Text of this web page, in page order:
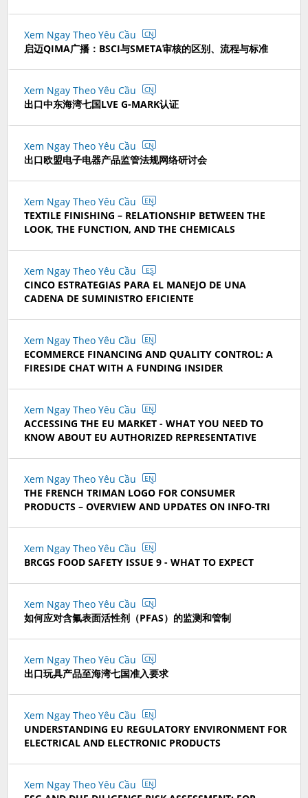
Xem Ngay Theo Yêu Cầu CN
启迈QIMA广播：BSCI与SMETA审核的区别、流程与标准
Xem Ngay Theo Yêu Cầu CN
出口中东海湾七国LVE G-MARK认证
Xem Ngay Theo Yêu Cầu CN
出口欧盟电子电器产品监管法规网络研讨会
Xem Ngay Theo Yêu Cầu EN
TEXTILE FINISHING – RELATIONSHIP BETWEEN THE
LOOK, THE FUNCTION, AND THE CHEMICALS
Xem Ngay Theo Yêu Cầu ES
CINCO ESTRATEGIAS PARA EL MANEJO DE UNA
CADENA DE SUMINISTRO EFICIENTE
Xem Ngay Theo Yêu Cầu EN
ECOMMERCE FINANCING AND QUALITY CONTROL: A
FIRESIDE CHAT WITH A FUNDING INSIDER
Xem Ngay Theo Yêu Cầu EN
ACCESSING THE EU MARKET - WHAT YOU NEED TO
KNOW ABOUT EU AUTHORIZED REPRESENTATIVE
Xem Ngay Theo Yêu Cầu EN
THE FRENCH TRIMAN LOGO FOR CONSUMER
PRODUCTS – OVERVIEW AND UPDATES ON INFO-TRI
Xem Ngay Theo Yêu Cầu EN
BRCGS FOOD SAFETY ISSUE 9 - WHAT TO EXPECT
Xem Ngay Theo Yêu Cầu CN
如何应对含氟表面活性剂（PFAS）的监测和管制
Xem Ngay Theo Yêu Cầu CN
出口玩具产品至海湾七国准入要求
Xem Ngay Theo Yêu Cầu EN
UNDERSTANDING EU REGULATORY ENVIRONMENT FOR
ELECTRICAL AND ELECTRONIC PRODUCTS
Xem Ngay Theo Yêu Cầu EN